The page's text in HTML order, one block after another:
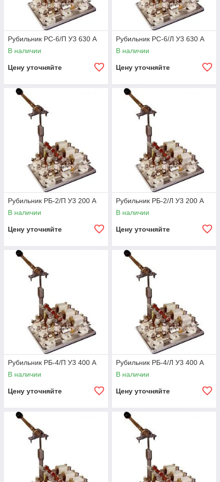
Рубильник РС-6/П У3 630 А
В наличии
Цену уточняйте
Рубильник РС-6/Л У3 630 А
В наличии
Цену уточняйте
Рубильник РБ-2/П У3 200 А
В наличии
Цену уточняйте
Рубильник РБ-2/Л У3 200 А
В наличии
Цену уточняйте
Рубильник РБ-4/П У3 400 А
В наличии
Цену уточняйте
Рубильник РБ-4/Л У3 400 А
В наличии
Цену уточняйте